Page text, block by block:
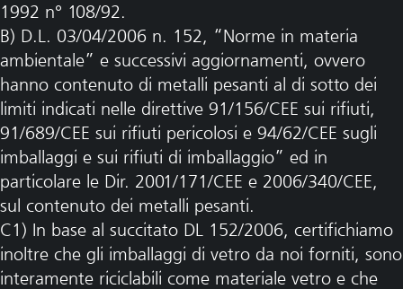
1992 n° 108/92.
B) D.L. 03/04/2006 n. 152, “Norme in materia
ambientale” e successivi aggiornamenti, ovvero
hanno contenuto di metalli pesanti al di sotto dei
limiti indicati nelle direttive 91/156/CEE sui rifiuti,
91/689/CEE sui rifiuti pericolosi e 94/62/CEE sugli
imballaggi e sui rifiuti di imballaggio” ed in
particolare le Dir. 2001/171/CEE e 2006/340/CEE,
sul contenuto dei metalli pesanti.
C1) In base al succitato DL 152/2006, certifichiamo
inoltre che gli imballaggi di vetro da noi forniti, sono
interamente riciclabili come materiale vetro e che